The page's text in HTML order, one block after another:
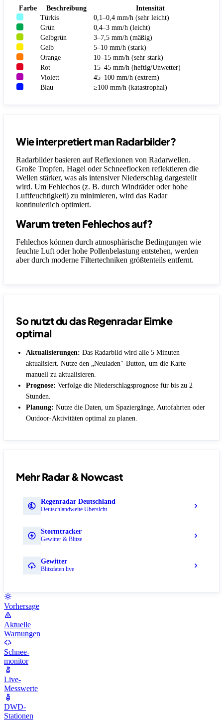
Farbe Beschreibung
Intensität
Türkis
0,1–0,4 mm/h (sehr leicht)
Grün
0,4–3 mm/h (leicht)
Gelbgrün
3–7,5 mm/h (mäßig)
Gelb
5–10 mm/h (stark)
Orange
10–15 mm/h (sehr stark)
Rot
15–45 mm/h (heftig/Unwetter)
Violett
45–100 mm/h (extrem)
Blau
≥100 mm/h (katastrophal)
Wie interpretiert man Radarbilder?
Radarbilder basieren auf Reflexionen von Radarwellen.
Große Tropfen, Hagel oder Schneeflocken reflektieren die
Wellen stärker, was als intensiver Niederschlag dargestellt
wird. Um Fehlechos (z. B. durch Windräder oder hohe
Luftfeuchtigkeit) zu minimieren, wird das Radar
kontinuierlich optimiert.
Warum treten Fehlechos auf?
Fehlechos können durch atmosphärische Bedingungen wie
feuchte Luft oder hohe Pollenbelastung entstehen, werden
aber durch moderne Filtertechniken größtenteils entfernt.
So nutzt du das Regenradar Eimke
optimal
Aktualisierungen: Das Radarbild wird alle 5 Minuten
aktualisiert. Nutze den „Neuladen"-Button, um die Karte
manuell zu aktualisieren.
Prognose: Verfolge die Niederschlagsprognose für bis zu 2
Stunden.
Planung: Nutze die Daten, um Spaziergänge, Autofahrten oder
Outdoor-Aktivitäten optimal zu planen.
Mehr Radar & Nowcast
Regenradar Deutschland
Deutschlandweite Übersicht
Stormtracker
Gewitter & Blitze
Gewitter
Blitzdaten live
Vorhersage
Aktuelle
Warnungen
Schnee-
monitor
Live-
Messwerte
DWD-
Stationen